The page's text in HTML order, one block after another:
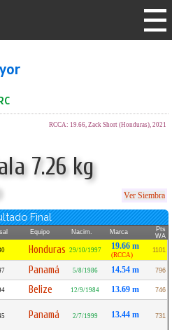
RCCA: 19.66, Zack Short (Honduras), 2021
7.26 kg
Ver Siembra
Final
Equipo Nacim. Marca
Pts
WA
Honduras 29/10/1997 19.66 m
(RCCA)
1101
Panamá 5/8/1986 14.54 m 796
Belize 12/9/1984 13.69 m 746
Panamá 2/7/1999 13.44 m 731